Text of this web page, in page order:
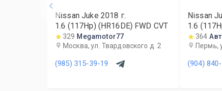
Nissan Juke 2018 г.
1.6 (117Hp) (HR16DE) FWD CVT
329 Megamotor77
Москва, ул. Твардовского д. 2
(985) 315-39-19
Nissan
1.6
364
Пермь,
(904)